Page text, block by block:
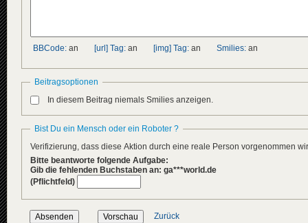
BBCode: an [url] Tag: an [img] Tag: an Smilies: an
Beitragsoptionen
In diesem Beitrag niemals Smilies anzeigen.
Bist Du ein Mensch oder ein Roboter ?
Verifizierung, dass diese Aktion durch eine reale Person vorgenommen
Bitte beantworte folgende Aufgabe:
Gib die fehlenden Buchstaben an: ga***world.de
(Pflichtfeld)
Zurück